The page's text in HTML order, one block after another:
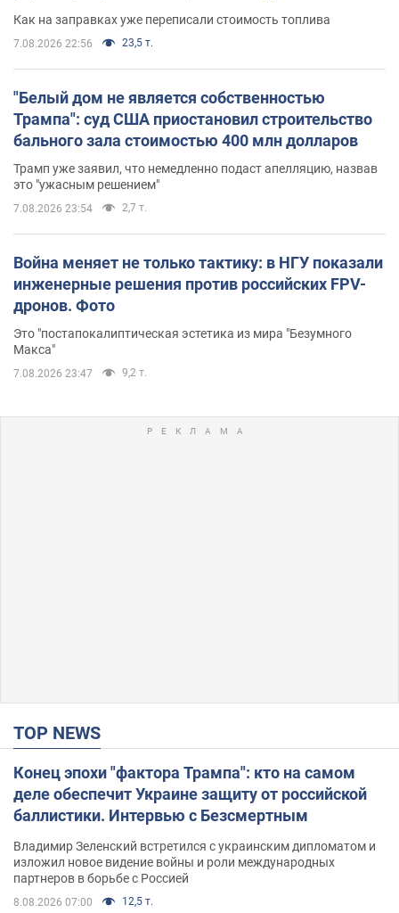
Как на заправках уже переписали стоимость топлива
7.08.2026 22:56 23,5 т.
"Белый дом не является собственностью
Трампа": суд США приостановил строительство
бального зала стоимостью 400 млн долларов
Трамп уже заявил, что немедленно подаст апелляцию, назвав
это "ужасным решением"
7.08.2026 23:54 2,7 т.
Война меняет не только тактику: в НГУ показали
инженерные решения против российских FPV-
дронов. Фото
Это "постапокалиптическая эстетика из мира "Безумного
Макса"
7.08.2026 23:47 9,2 т.
TOP NEWS
Конец эпохи "фактора Трампа": кто на самом
деле обеспечит Украине защиту от российской
баллистики. Интервью с Безсмертным
Владимир Зеленский встретился с украинским дипломатом и
изложил новое видение войны и роли международных
партнеров в борьбе с Россией
8.08.2026 07:00 12,5 т.